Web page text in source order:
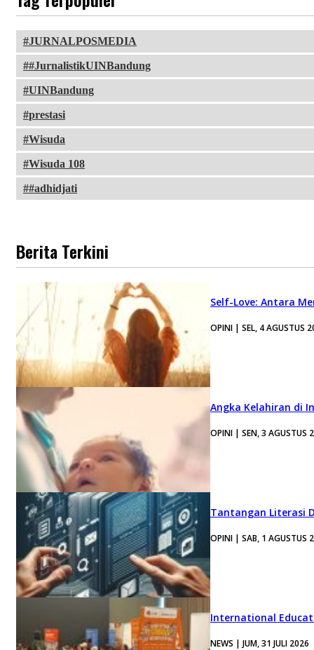
JURNALPOSMEDIA
#JurnalistikUINBandung
UINBandung
prestasi
Wisuda
Wisuda 108
#adhidjati
Berita Terkini
Self-Love: Antara
OPINI | SEL, 4 AGUSTUS
Angka Kelahiran di
OPINI | SEN, 3 AGUSTUS
Tantangan Literasi
OPINI | SAB, 1 AGUSTUS
International
NEWS | JUM, 31 JULI 2026